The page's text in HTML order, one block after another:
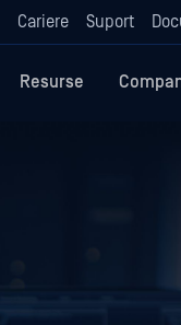
Cariere Suport
Resurse